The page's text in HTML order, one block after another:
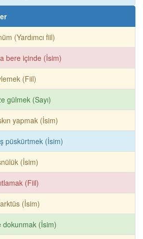
(Yardımcı fiil)
bere içinde (İsim)
(Fiil)
gülmek (Sayı)
yapmak (İsim)
püskürtmek (İsim)
(İsim)
(Fiil)
(İsim)
dokunmak (İsim)